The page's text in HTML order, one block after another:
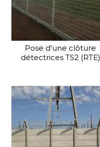
Pose d'une clôture
détectrices TS2 (RTE)